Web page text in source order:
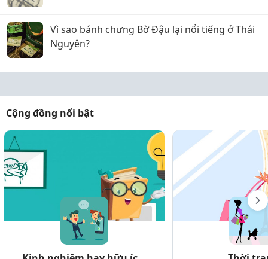
Vì sao bánh chưng Bờ Đậu lại nổi tiếng ở Thái
Nguyên?
Cộng đồng nổi bật